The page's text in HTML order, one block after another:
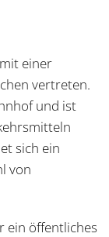
einer
vertreten.
und ist
sich ein
von
ein öffentliches